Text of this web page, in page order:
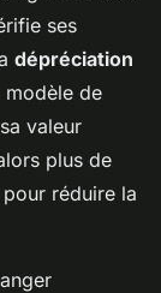
ses
dépréciation
modèle de
valeur
plus de
réduire la